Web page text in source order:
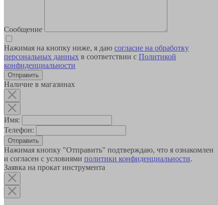
Сообщение
Нажимая на кнопку ниже, я даю согласие на обработку
персональных данных в соответствии с Политикой
конфиденциальности
Наличие в магазинах
Имя:
Телефон:
Отправить
Нажимая кнопку "Отправить" подтверждаю, что я ознакомлен
и согласен с условиями политики конфиденциальности.
Заявка на прокат инструмента